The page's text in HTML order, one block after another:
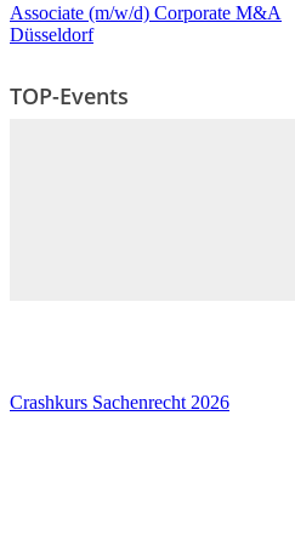
Associate (m/w/d) Corporate M&A
Düsseldorf
TOP-Events
Crashkurs Sachenrecht 2026